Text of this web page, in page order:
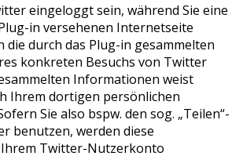
eingeloggt sein, während Sie eine
in versehenen Internetseite
die durch das Plug-in gesammelten
konkreten Besuchs von Twitter
Informationen weist
Ihrem dortigen persönlichen
Sie also bspw. den sog. „Teilen“-
benutzen, werden diese
Twitter-Nutzerkonto